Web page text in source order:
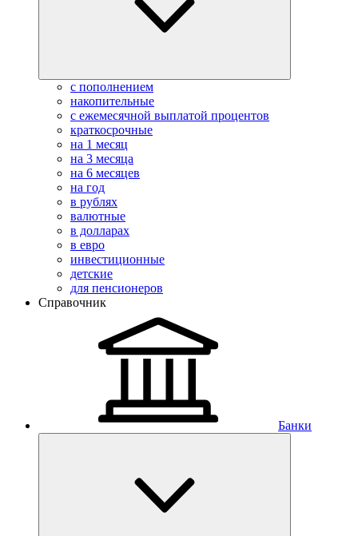
с пополнением
накопительные
с ежемесячной выплатой процентов
краткосрочные
на 1 месяц
на 3 месяца
на 6 месяцев
на год
в рублях
валютные
в долларах
в евро
инвестиционные
детские
для пенсионеров
Справочник
Банки